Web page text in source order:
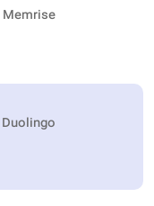
Memrise
Duolingo